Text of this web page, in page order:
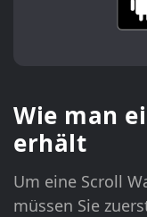
Wie man
erhält
Um eine Scroll
müssen Sie